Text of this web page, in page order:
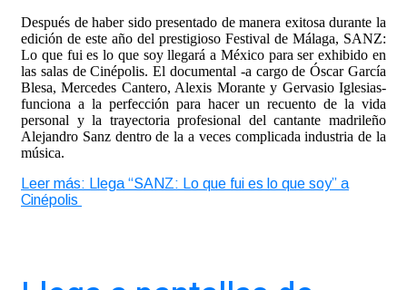
Después de haber sido presentado de manera exitosa durante la
edición de este año del prestigioso Festival de Málaga, SANZ:
Lo que fui es lo que soy llegará a México para ser exhibido en
las salas de Cinépolis. El documental -a cargo de Óscar García
Blesa, Mercedes Cantero, Alexis Morante y Gervasio Iglesias-
funciona a la perfección para hacer un recuento de la vida
personal y la trayectoria profesional del cantante madrileño
Alejandro Sanz dentro de la a veces complicada industria de la
música.
Leer más: Llega “SANZ: Lo que fui es lo que soy” a
Cinépolis